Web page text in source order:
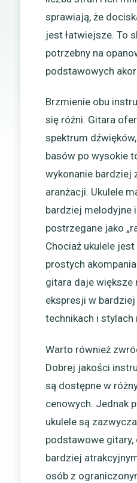
sprawiają, że
jest łatwiejsze. To
potrzebny na
podstawowych
Brzmienie obu
się różni. Gitara
spektrum
basów po wysokie
wykonanie bardziej
aranżacji. Ukulele
bardziej melodyjne
postrzegane jako
Chociaż ukulele jest
prostych
gitara daje większe
ekspresji w
technikach i stylach
Warto również
Dobrej jakości
są dostępne w
cenowych. Jednak
ukulele są
podstawowe
bardziej
osób z